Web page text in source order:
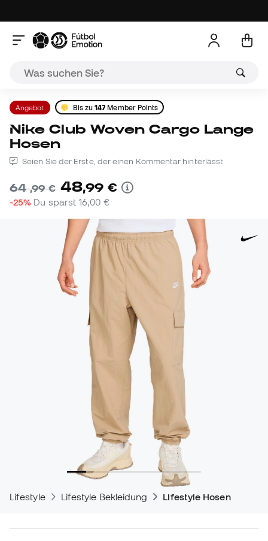
Angebot Bis zu147 Member Points
Nike Club Woven Cargo Lange
Hosen
Seien Sie der Erste, der einen Kommentar hinterlässt
64,99 € 48,99 €
-25% Du sparst16,00 €
Lifestyle Lifestyle Bekleidung Lifestyle Hosen